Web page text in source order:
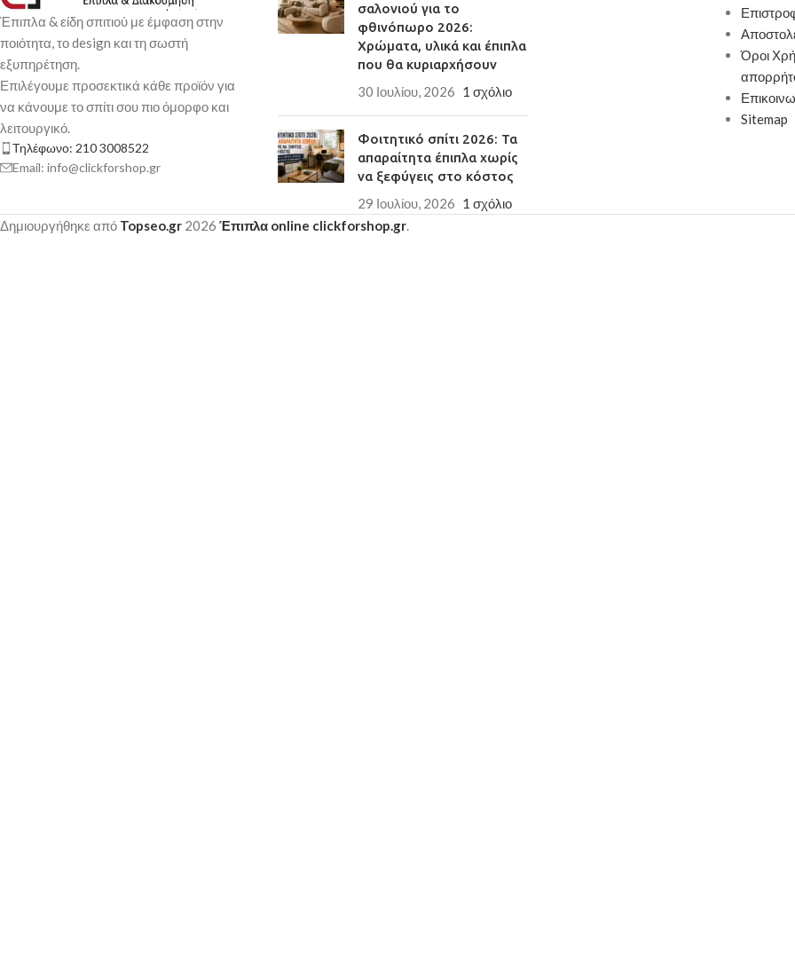
Μεταλλικός σκελετός, ηλεκτροστατικής
βαφής μαύρου ματ χρώματος, από
Παράδοση σε 3-10 εργάσιμες ημέρες
Έπιπλα & είδη σπιτιού με έμφαση στην
ποιότητα, το design και τη σωστή
εξυπηρέτηση.
Επιλέγουμε προσεκτικά κάθε προϊόν για
να κάνουμε το σπίτι σου πιο όμορφο και
λειτουργικό.
Τηλέφωνο: 210 3008522
Email: info@clickforshop.gr
σαλονιού για το
φθινόπωρο 2026:
Χρώματα, υλικά και έπιπλα
που θα κυριαρχήσουν
30 Ιουλίου, 2026 1 σχόλιο
Φοιτητικό σπίτι 2026: Τα
απαραίτητα έπιπλα χωρίς
να ξεφύγεις στο κόστος
29 Ιουλίου, 2026 1 σχόλιο
Όροι
Sitemap
Δημιουργήθηκε από Topseo.gr 2026 Έπιπλα online clickforshop.gr.